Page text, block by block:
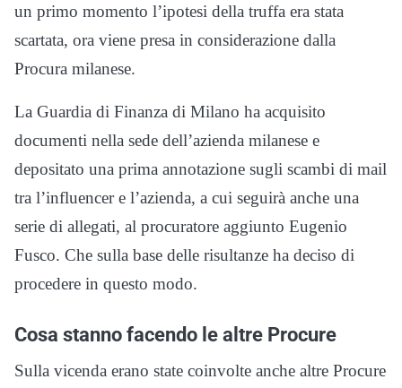
un primo momento l’ipotesi della truffa era stata
scartata, ora viene presa in considerazione dalla
Procura milanese.
La Guardia di Finanza di Milano ha acquisito
documenti nella sede dell’azienda milanese e
depositato una prima annotazione sugli scambi di mail
tra l’influencer e l’azienda, a cui seguirà anche una
serie di allegati, al procuratore aggiunto Eugenio
Fusco. Che sulla base delle risultanze ha deciso di
procedere in questo modo.
Cosa stanno facendo le altre Procure
Sulla vicenda erano state coinvolte anche altre Procure